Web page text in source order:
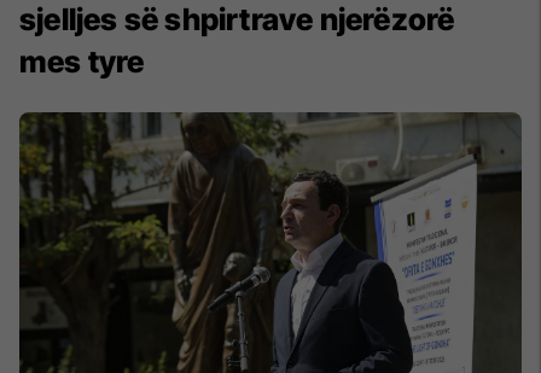
sjelljes së shpirtrave njerëzorë
mes tyre